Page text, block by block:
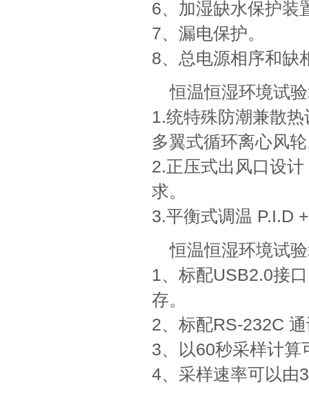
6、加湿缺水保护装
7、漏电保护。
8、总电源相序和缺
恒温恒湿环境试
1.统特殊防潮兼散
多翼式循环离心风
2.正压式出风口设
求。
3.平衡式调温 P.I.D
恒温恒湿环境试
1、标配USB2.0接
存。
2、标配RS-232C
3、以60秒采样计算
4、采样速率可以由